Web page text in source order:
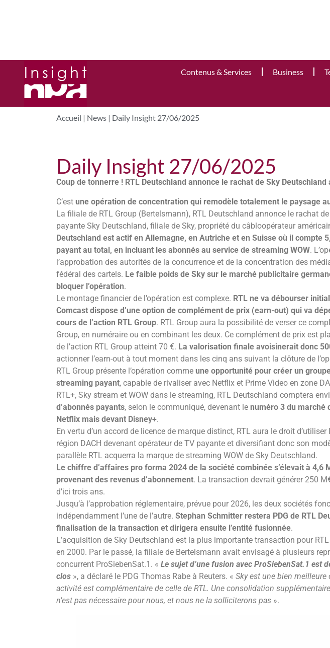
Contenus & Services Business
Accueil | News | Daily Insight 27/06/2025
Daily Insight 27/06/2025
Coup de tonnerre ! RTL Deutschland annonce le rachat de Sky Deutschland
C’estune opération de concentration qui remodèle totalement le paysage
La filiale de RTL Group (Bertelsmann), RTL Deutschland annonce le rachat
payante Sky Deutschland, filiale de Sky, propriété du câbloopérateur
Deutschland est actif en Allemagne, en Autriche et en Suisse où il compte
payant au total, en incluant les abonnés au service de streaming WOW.
l’approbation des autorités de la concurrence et de la concentration des
fédéral des cartels. Le faible poids de Sky sur le marché publicitaire
bloquer l’opération.
Le montage financier de l’opération est complexe. RTL ne va débourser
Comcast dispose d’une option de complément de prix (earn-out) qui va
cours de l’action RTL Group. RTL Group aura la possibilité de verser ce
Group, en numéraire ou en combinant les deux. Ce complément de prix est
de l’action RTL Group atteint 70 €. La valorisation finale avoisinerait donc
actionner l’earn-out à tout moment dans les cinq ans suivant la clôture de
RTL Group présente l’opération commeune opportunité pour créer un
streaming payant, capable de rivaliser avec Netflix et Prime Video en zone
RTL+, Sky stream et WOW dans le streaming, RTL Deutschland comptera
d’abonnés payants, selon le communiqué, devenant le numéro 3 du marché
Netflix mais devant Disney+.
En vertu d’un accord de licence de marque distinct, RTL aura le droit
région DACH devenant opérateur de TV payante et diversifiant donc son
parallèle RTL acquerra la marque de streaming WOW de Sky Deutschland.
Le chiffre d’affaires pro forma 2024 de la société combinée s’élevait à 4,6
provenant des revenus d’abonnement. La transaction devrait générer 250
d’ici trois ans.
Jusqu’à l’approbation réglementaire, prévue pour 2026, les deux sociétés
indépendamment l’une de l’autre.Stephan Schmitter restera PDG de RTL
finalisation de la transaction et dirigera ensuite l’entité fusionnée.
L’acquisition de Sky Deutschland est la plus importante transaction pour
en 2000. Par le passé, la filiale de Bertelsmann avait envisagé à plusieurs
concurrent ProSiebenSat.1. «Le sujet d’une fusion avec ProSiebenSat.1 est
clos », a déclaré le PDG Thomas Rabe à Reuters. «Sky est une bien
activité est complémentaire de celle de RTL. Une consolidation
n’est pas nécessaire pour nous, et nous ne la solliciterons pas ».